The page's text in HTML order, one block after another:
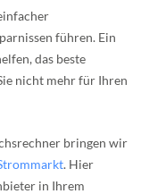
führen. Ein
das beste
nicht mehr für Ihren
bringen wir
. Hier
in Ihrem